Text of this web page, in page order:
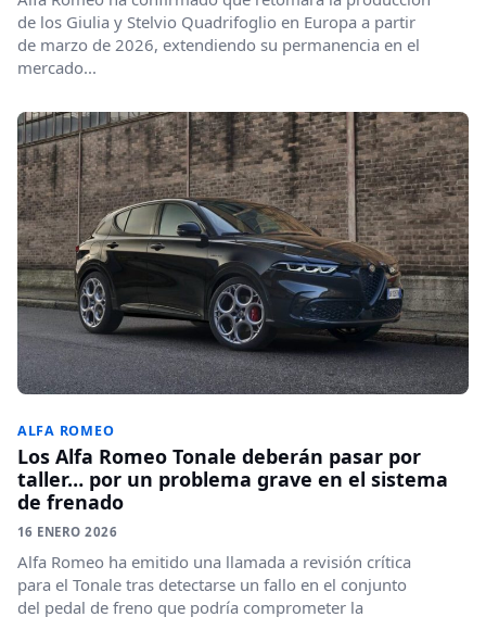
de los Giulia y Stelvio Quadrifoglio en Europa a partir
de marzo de 2026, extendiendo su permanencia en el
mercado...
ALFA ROMEO
Los Alfa Romeo Tonale deberán pasar por
taller… por un problema grave en el sistema
de frenado
16 ENERO 2026
Alfa Romeo ha emitido una llamada a revisión crítica
para el Tonale tras detectarse un fallo en el conjunto
del pedal de freno que podría comprometer la